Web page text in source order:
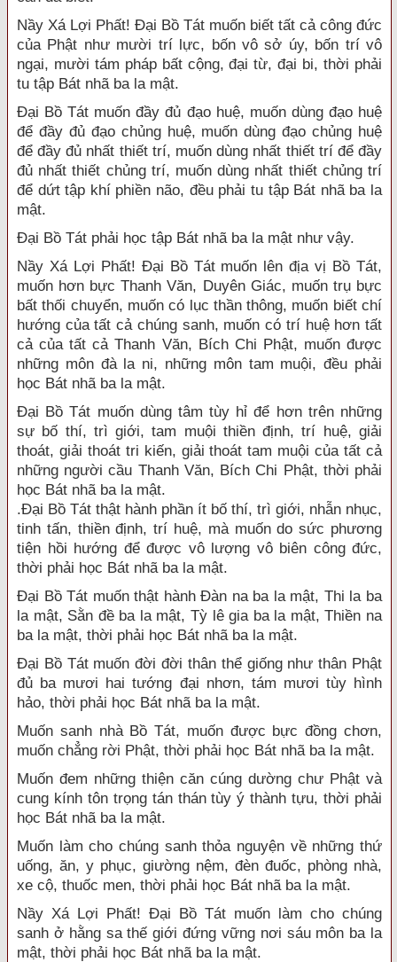
Nầy Xá Lợi Phất! Đại Bồ Tát muốn biết tất cả công đức
của Phật như mười trí lực, bốn vô sở úy, bốn trí vô
ngại, mười tám pháp bất cộng, đại từ, đại bi, thời phải
tu tập Bát nhã ba la mật.
Đại Bồ Tát muốn đầy đủ đạo huệ, muốn dùng đạo huệ
để đầy đủ đạo chủng huệ, muốn dùng đạo chủng huệ
để đầy đủ nhất thiết trí, muốn dùng nhất thiết trí để đầy
đủ nhất thiết chủng trí, muốn dùng nhất thiết chủng trí
để dứt tập khí phiền não, đều phải tu tập Bát nhã ba la
mật.
Đại Bồ Tát phải học tập Bát nhã ba la mật như vậy.
Nầy Xá Lợi Phất! Đại Bồ Tát muốn lên địa vị Bồ Tát,
muốn hơn bực Thanh Văn, Duyên Giác, muốn trụ bực
bất thối chuyển, muốn có lục thần thông, muốn biết chí
hướng của tất cả chúng sanh, muốn có trí huệ hơn tất
cả của tất cả Thanh Văn, Bích Chi Phật, muốn được
những môn đà la ni, những môn tam muội, đều phải
học Bát nhã ba la mật.
Đại Bồ Tát muốn dùng tâm tùy hỉ để hơn trên những
sự bố thí, trì giới, tam muội thiền định, trí huệ, giải
thoát, giải thoát tri kiến, giải thoát tam muội của tất cả
những người cầu Thanh Văn, Bích Chi Phật, thời phải
học Bát nhã ba la mật.
.Đại Bồ Tát thật hành phần ít bố thí, trì giới, nhẫn nhục,
tinh tấn, thiền định, trí huệ, mà muốn do sức phương
tiện hồi hướng để được vô lượng vô biên công đức,
thời phải học Bát nhã ba la mật.
Đại Bồ Tát muốn thật hành Đàn na ba la mật, Thi la ba
la mật, Sằn đề ba la mật, Tỳ lê gia ba la mật, Thiền na
ba la mật, thời phải học Bát nhã ba la mật.
Đại Bồ Tát muốn đời đời thân thể giống như thân Phật
đủ ba mươi hai tướng đại nhơn, tám mươi tùy hình
hảo, thời phải học Bát nhã ba la mật.
Muốn sanh nhà Bồ Tát, muốn được bực đồng chơn,
muốn chẳng rời Phật, thời phải học Bát nhã ba la mật.
Muốn đem những thiện căn cúng dường chư Phật và
cung kính tôn trọng tán thán tùy ý thành tựu, thời phải
học Bát nhã ba la mật.
Muốn làm cho chúng sanh thỏa nguyện về những thứ
uống, ăn, y phục, giường nệm, đèn đuốc, phòng nhà,
xe cộ, thuốc men, thời phải học Bát nhã ba la mật.
Nầy Xá Lợi Phất! Đại Bồ Tát muốn làm cho chúng
sanh ở hằng sa thế giới đứng vững nơi sáu môn ba la
mật, thời phải học Bát nhã ba la mật.